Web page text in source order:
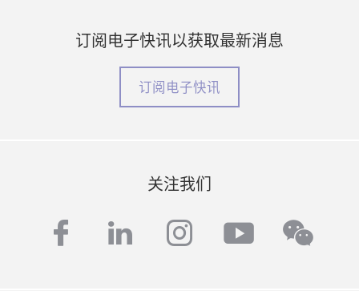
订阅电子快讯以获取最新消息
订阅电子快讯
关注我们
facebook
linkedininstagram
youtube